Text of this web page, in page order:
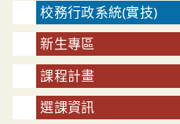
校務行政系統(實技)
新生專區
課程計畫
選課資訊